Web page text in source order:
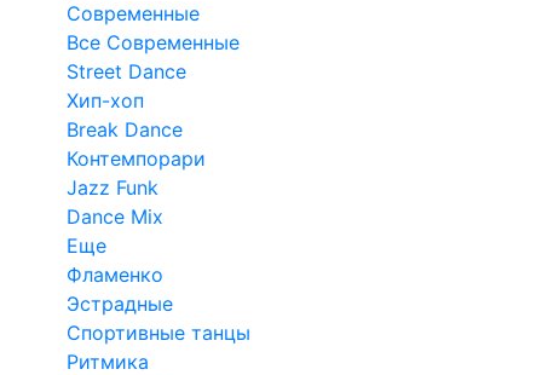
Современные
Все Современные
Street Dance
Хип-хоп
Break Dance
Контемпорари
Jazz Funk
Dance Mix
Еще
Фламенко
Эстрадные
Спортивные танцы
Ритмика